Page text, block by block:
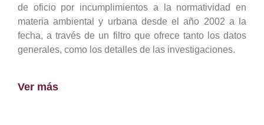
de oficio por incumplimientos a la normatividad en
materia ambiental y urbana desde el año 2002 a la
fecha, a través de un filtro que ofrece tanto los datos
generales, como los detalles de las investigaciones.
Ver más